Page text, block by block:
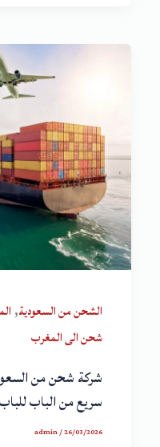
الشحن من السعودية,
شحن الى المغرب
شركة شحن من
سريع من الباب للباب
admin/26/03/2026